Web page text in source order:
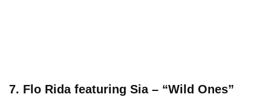
7. Flo Rida featuring Sia – “Wild Ones”